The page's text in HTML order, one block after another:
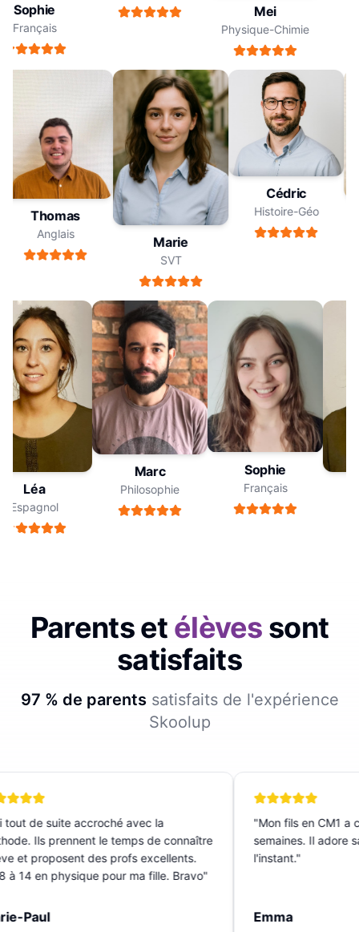
Sophie
Français
Mei
Physique-Chimie
Thomas
Anglais
Marie
SVT
Cédric
Histoire-Géo
Léa
Espagnol
Marc
Philosophie
Sophie
Français
Parents et élèves sont
satisfaits
97 % de parentssatisfaits de l'expérience
Skoolup
de suite accroché avec la
Ils prennent le temps de connaître
et proposent des profs excellents.
14 en physique pour ma fille. Bravo"
Paul
Mon fils en CM1 a
semaines. Il adore
l'instant."
Emma